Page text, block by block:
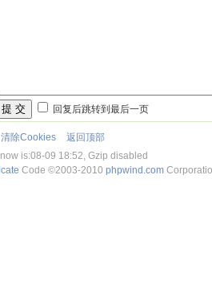
提 交 回复后跳转到最后一页
清除Cookies
返回顶部
is:08-09 18:52, Gzip disabled
Code ©2003-2010 phpwind.com